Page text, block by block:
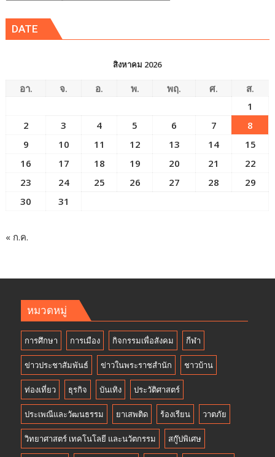
DATE
สิงหาคม 2026
อา. จ. อ. พ. พฤ. ศ.
ส.
1
2
3 4 5 6 7
8
9
10 11 12 13 14
15
16
17 18 19 20 21
22
23
24 25 26 27 28
29
30
31
« ก.ค.
หมวดหมู่
การศึกษา การเมือง กิจกรรมเพื่อสังคม กีฬา
ข่าวประชาสัมพันธ์ ข่าวในพระราชสำนัก ชาวบ้าน
ท่องเที่ยว ธุรกิจ บันเทิง ประวัติศาสตร์
ประเพณีและวัฒนธรรม ยาเสพติด ร้องเรียน วาตภัย
วิทยาศาสตร์ เทคโนโลยี และนวัตกรรม สกู๊ปพิเศษ